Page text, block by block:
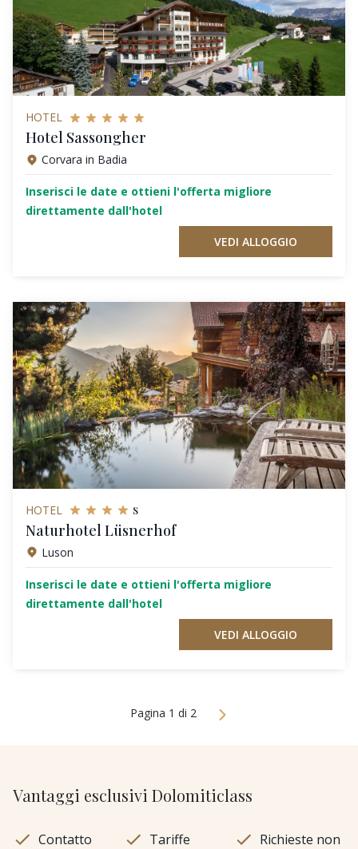
HOTEL
Hotel Sassongher
Corvara in Badia
Inserisci le date e ottieni l'offerta migliore
direttamente dall'hotel
VEDI ALLOGGIO
HOTEL s
Naturhotel Lüsnerhof
Luson
Inserisci le date e ottieni l'offerta migliore
direttamente dall'hotel
VEDI ALLOGGIO
Pagina 1 di 2
Vantaggi esclusivi Dolomiticlass
Contatto
Tariffe
Richieste non